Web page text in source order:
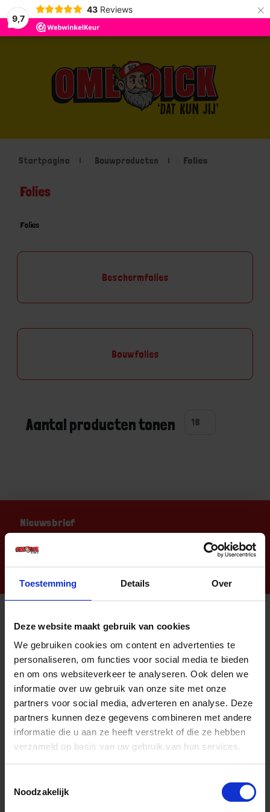
Toestemming Details Over
Deze website maakt gebruik van cookies
We gebruiken cookies om content en advertenties te
personaliseren, om functies voor social media te bieden
en om ons websiteverkeer te analyseren. Ook delen we
informatie over uw gebruik van onze site met onze
partners voor social media, adverteren en analyse. Deze
partners kunnen deze gegevens combineren met andere
informatie die u aan ze heeft verstrekt of die ze hebben
verzameld op basis van uw gebruik van hun services.
Noodzakelijk
9,7
43 Reviews ×
Startpagina Bouwproducten Folies
Folies
Folies
Beschermfolies
Bouwfolies
Aantal producten tonen
Nieuwsbrief
Informatie
Sitemap
Algemene voorwaarden Ome Dick
Over Ome Dick
Klachtenregeling Ome Dick
Retouren & Garantie Ome Dick
Privacyverklaring Ome Dick
Contact